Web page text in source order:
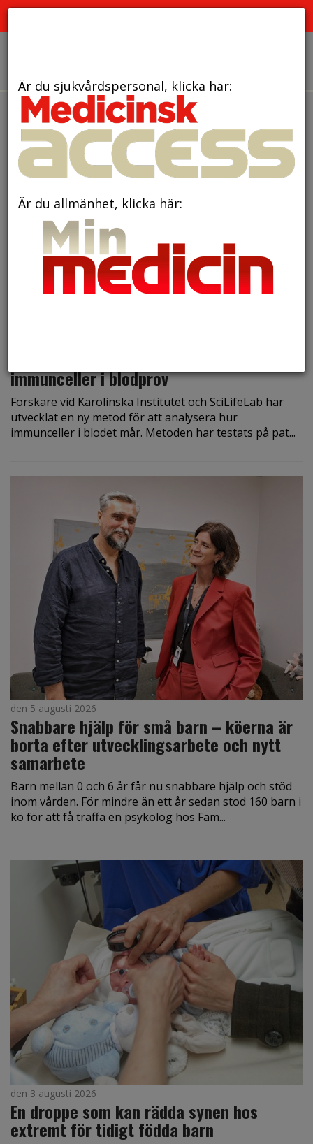
immunceller i blodprov
Forskare vid Karolinska Institutet och SciLifeLab har
utvecklat en ny metod för att analysera hur
immunceller i blodet mår. Metoden har testats på pat...
den 5 augusti 2026
Snabbare hjälp för små barn – köerna är
borta efter utvecklingsarbete och nytt
samarbete
Barn mellan 0 och 6 år får nu snabbare hjälp och stöd
inom vården. För mindre än ett år sedan stod 160 barn i
kö för att få träffa en psykolog hos Fam...
den 3 augusti 2026
En droppe som kan rädda synen hos
extremt för tidigt födda barn
Är du sjukvårdspersonal, klicka här:
Är du allmänhet, klicka här: